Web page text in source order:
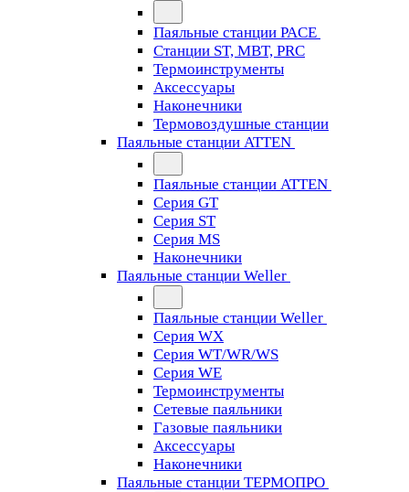
Паяльные станции PACE
Станции ST, MBT, PRC
Термоинструменты
Аксессуары
Наконечники
Термовоздушные станции
Паяльные станции ATTEN
Паяльные станции ATTEN
Серия GT
Серия ST
Серия MS
Наконечники
Паяльные станции Weller
Паяльные станции Weller
Серия WX
Серия WT/WR/WS
Серия WE
Термоинструменты
Сетевые паяльники
Газовые паяльники
Аксессуары
Наконечники
Паяльные станции ТЕРМОПРО